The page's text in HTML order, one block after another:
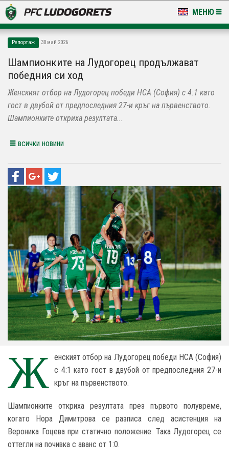
МЕНЮ
LUDOGORETS TV
НА ТЕРЕНА
СТАДИОН & БАЗИ
Репортаж 30 май 2026
Шампионките на Лудогорец продължават
победния си ход
Женският отбор на Лудогорец победи НСА (София) с 4:1 като
гост в двубой от предпоследния 27-и кръг на първенството.
Шампионките откриха резултата...
всички новини
Ж енският отбор на Лудогорец победи НСА (София)
с 4:1 като гост в двубой от предпоследния 27-и
кръг на първенството.
Шампионките откриха резултата през първото полувреме,
когато Нора Димитрова се разписа след асистенция на
Вероника Гоцева при статично положение. Така Лудогорец се
оттегли на почивка с аванс от 1:0.